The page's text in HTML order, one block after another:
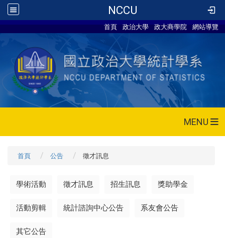
NCCU
首頁 政治大學 政大商學院 網站導覽
MENU
首頁 公告 徵才訊息
學術活動 徵才訊息 招生訊息 獎助學金
活動剪輯 統計諮詢中心公告 系友會公告
其它公告